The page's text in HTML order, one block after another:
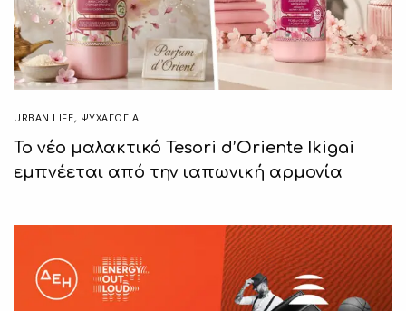
URBAN LIFE, ΨΥΧΑΓΩΓΙΑ
Το νέο μαλακτικό Tesori d’Oriente Ikigai
εμπνέεται από την ιαπωνική αρμονία